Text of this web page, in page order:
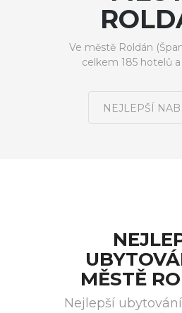
Ve městě Roldán
celkem 185 hotelů
NEJLEPŠÍ
MĚSTĚ
Nejlepší